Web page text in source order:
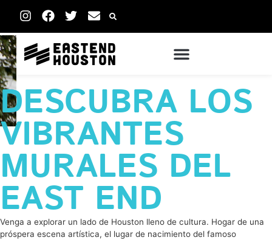
DESCUBRA LOS
VIBRANTES
MURALES DEL
EAST END
Venga a explorar un lado de Houston lleno de cultura. Hogar de una
próspera escena artística, el lugar de nacimiento del famoso